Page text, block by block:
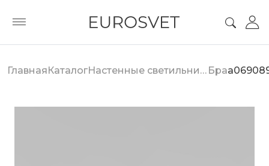
ГлавнаяКаталог Настенные светильники Бра